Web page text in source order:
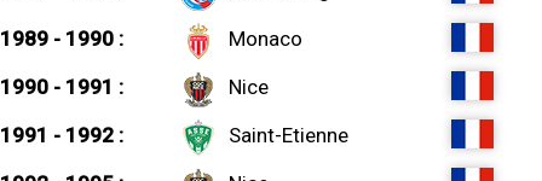
1989 - 1990 :
Monaco
1990 - 1991 :
Nice
1991 - 1992 :
Saint-Etienne